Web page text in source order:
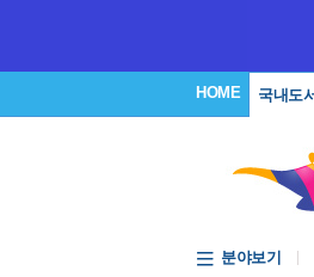
HOME 국내도서
분야보기